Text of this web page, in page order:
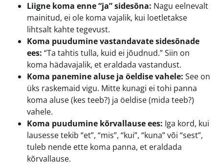
Liigne koma enne “ja” sidesõna: Nagu eelnevalt
mainitud, ei ole koma vajalik, kui loetletakse
lihtsalt kahte tegevust.
Koma puudumine vastandavate sidesõnade
ees: “Ta tahtis tulla, kuid ei jõudnud.” Siin on
koma hädavajalik, et eraldada vastandust.
Koma panemine aluse ja öeldise vahele: See on
üks raskemaid vigu. Mitte kunagi ei tohi panna
koma aluse (kes teeb?) ja öeldise (mida teeb?)
vahele.
Koma puudumine kõrvallause ees: Iga kord, kui
lausesse tekib “et”, “mis”, “kui”, “kuna” või “sest”,
tuleb nende ette koma panna, et eraldada
kõrvallause.